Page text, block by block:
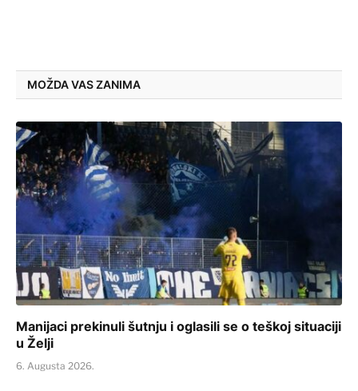
MOŽDA VAS ZANIMA
Manijaci prekinuli šutnju i oglasili se o teškoj situaciji
u Želji
6. Augusta 2026.